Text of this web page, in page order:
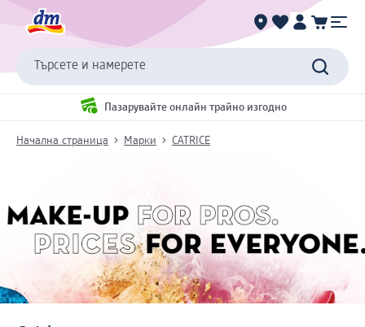
Търсете и намерете
Пазарувайте онлайн трайно изгодно
Начална страница Марки CATRICE